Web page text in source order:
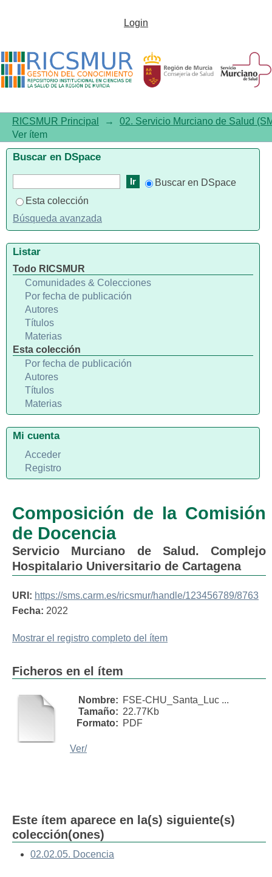
Composición de la Comisión de
Login
RICSMUR Principal →
02. Servicio Murciano de Salud
Ver ítem
Composición de la Comisión
de Docencia
Servicio Murciano de Salud. Complejo
Hospitalario Universitario de Cartagena
URI: https://sms.carm.es/ricsmur/handle/123456789/8763
Fecha: 2022
Mostrar el registro completo del ítem
Ficheros en el ítem
Nombre: FSE-CHU_Santa_Luc ...
Tamaño: 22.77Kb
Formato: PDF
Ver/
Este ítem aparece en la(s) siguiente(s)
colección(ones)
02.02.05. Docencia
Buscar en DSpace
Buscar en DSpace
Esta colección
Búsqueda avanzada
Listar
Todo RICSMUR
Comunidades & Colecciones
Por fecha de publicación
Autores
Títulos
Materias
Esta colección
Por fecha de publicación
Autores
Títulos
Materias
Mi cuenta
Acceder
Registro